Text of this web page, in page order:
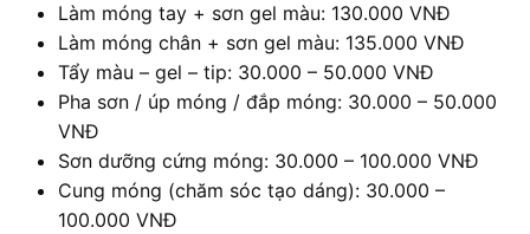
Làm móng tay + sơn gel màu: 130.000 VNĐ
Làm móng chân + sơn gel màu: 135.000 VNĐ
Tẩy màu – gel – tip: 30.000 – 50.000 VNĐ
Pha sơn / úp móng / đắp móng: 30.000 – 50.000
VNĐ
Sơn dưỡng cứng móng: 30.000 – 100.000 VNĐ
Cung móng (chăm sóc tạo dáng): 30.000 –
100.000 VNĐ